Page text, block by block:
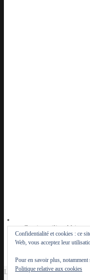
Ce site utilise
savoir plus sur la
Le Lutèce du Parisien -
Confidentialité et cookies : ce
Web, vous acceptez leur
Pour en savoir plus,
Politique relative aux cookies